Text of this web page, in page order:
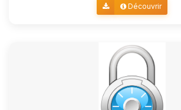
Découvrir